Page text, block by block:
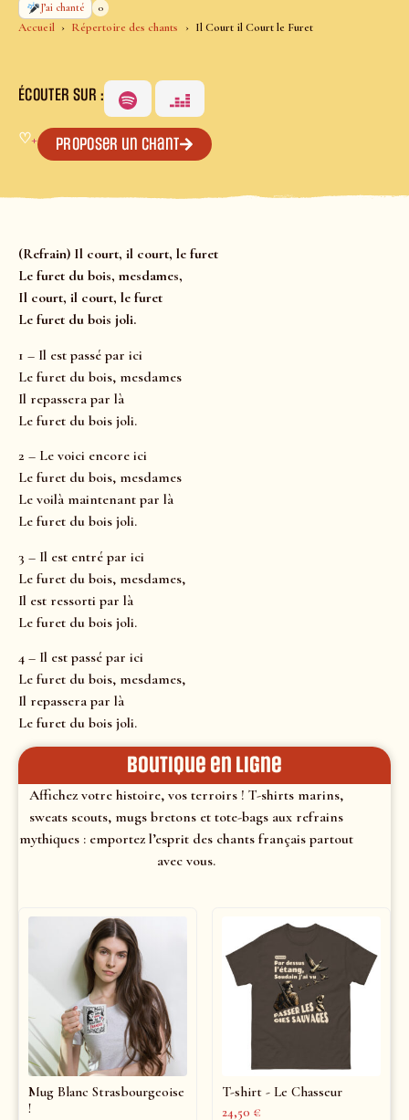
Accueil Répertoire des chants Il Court il Court le Furet
J’ai chanté
0
ÉCOUTER SUR :
♡+ Proposer un chant
(Refrain) Il court, il court, le furet
Le furet du bois, mesdames,
Il court, il court, le furet
Le furet du bois joli.
1 – Il est passé par ici
Le furet du bois, mesdames
Il repassera par là
Le furet du bois joli.
2 – Le voici encore ici
Le furet du bois, mesdames
Le voilà maintenant par là
Le furet du bois joli.
3 – Il est entré par ici
Le furet du bois, mesdames,
Il est ressorti par là
Le furet du bois joli.
4 – Il est passé par ici
Le furet du bois, mesdames,
Il repassera par là
Le furet du bois joli.
Boutique en ligne
Affichez votre histoire, vos terroirs ! T-shirts marins,
sweats scouts, mugs bretons et tote-bags aux refrains
mythiques : emportez l’esprit des chants français partout
avec vous.
Mug Blanc Strasbourgeoise
!
T-shirt - Le Chasseur
24,50 €